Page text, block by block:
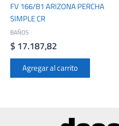
FV 166/B1 ARIZONA PERCHA
SIMPLE CR
BAÑOS
$ 17.187,82
Agregar al carrito